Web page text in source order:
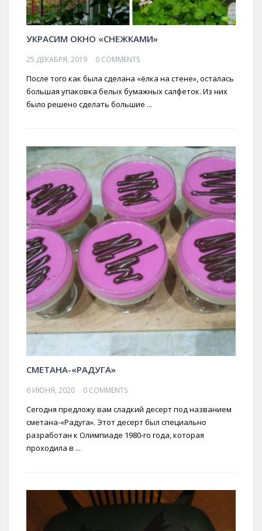
УКРАСИМ ОКНО «СНЕЖКАМИ»
25 ДЕКАБРЯ, 2019 0 COMMENTS
После того как была сделана «ёлка на стене», осталась
большая упаковка белых бумажных салфеток. Из них
было решено сделать большие ...
СМЕТАНА-«РАДУГА»
6 ИЮНЯ, 2020 0 COMMENTS
Сегодня предложу вам сладкий десерт под названием
сметана-«Радуга». Этот десерт был специально
разработан к Олимпиаде 1980-го года, которая
проходила в ...